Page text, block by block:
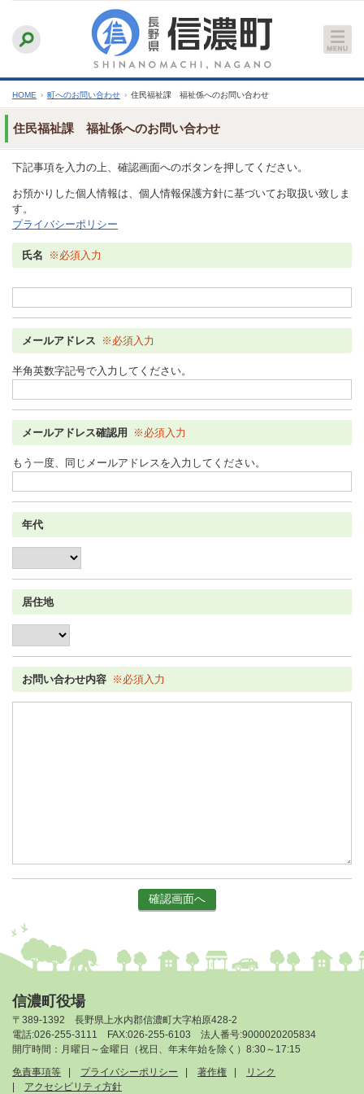
文
へ
ふりがなをつける
文字サイズ
縮小 標準 拡大
HOME › 町へのお問い合わせ › 住民福祉課 福祉係へのお問い合わせ
住民福祉課 福祉係へのお問い合わせ
下記事項を入力の上、確認画面へのボタンを押してください。
お預かりした個人情報は、個人情報保護方針に基づいてお取扱い致しま
す。
プライバシーポリシー
氏名 ※必須入力
メールアドレス ※必須入力
半角英数字記号で入力してください。
メールアドレス確認用 ※必須入力
もう一度、同じメールアドレスを入力してください。
年代
居住地
お問い合わせ内容 ※必須入力
信濃町役場
〒389-1392 長野県上水内郡信濃町大字柏原428-2
電話:026-255-3111 FAX:026-255-6103 法人番号:9000020205834
開庁時間：月曜日～金曜日（祝日、年末年始を除く）8:30～17:15
免責事項等
プライバシーポリシー 著作権
リンク
アクセシビリティ方針